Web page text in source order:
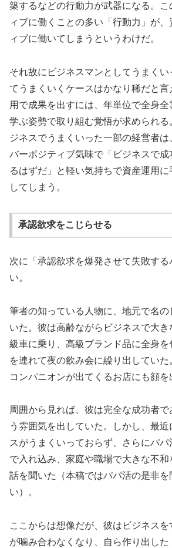
築するなどの行動力が武器になる。
ィブに働くことの多い「行動力」が
ィブに働いてしまうというわけだ。
それ故にビジネスマンとしてうまく
てうまくいくケースはかなり稀だと
用で成果を出すには、年単位で全身
学ぶ姿勢で取り組む覚悟が求められ
ジネスでうまくいった一部の経営者
バーポジティブ気味で「ビジネスで
るはずだ」と軽い気持ちで資産運用
してしまう。
承認欲求をこじらせる
次に「承認欲求を爆発させて失敗す
い。
筆者の知っている人物に、地元で名
いた。彼は高齢ながらビジネスで大
級車に乗り、高級ブランド品に全身
を連れて夜の飲み会に繰り出していた
コンパニオンが出てくるお店にも顔を
周囲から見れば、彼は完全な成功者
う雰囲気を出していた。しかし、最
スがうまくいっておらず、さらにパ
で入れ込み、家庭や職場で大きな不和
話を聞いた（本稿ではパパ活の是非を
い）。
ここからは想像だが、彼はビジネス
が噛み合わなくなり、自ら作り出し